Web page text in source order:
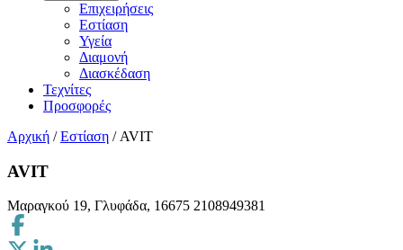
Επιχειρήσεις
Εστίαση
Υγεία
Διαμονή
Διασκέδαση
Τεχνίτες
Προσφορές
Αρχική / Εστίαση / AVIT
AVIT
Μαραγκού 19, Γλυφάδα, 16675 2108949381